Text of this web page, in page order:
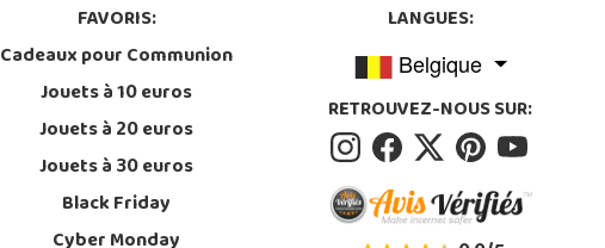
FAVORIS:
Cadeaux pour Communion
Jouets à 10 euros
Jouets à 20 euros
Jouets à 30 euros
Black Friday
LANGUES:
Belgique
RETROUVEZ-NOUS SUR: